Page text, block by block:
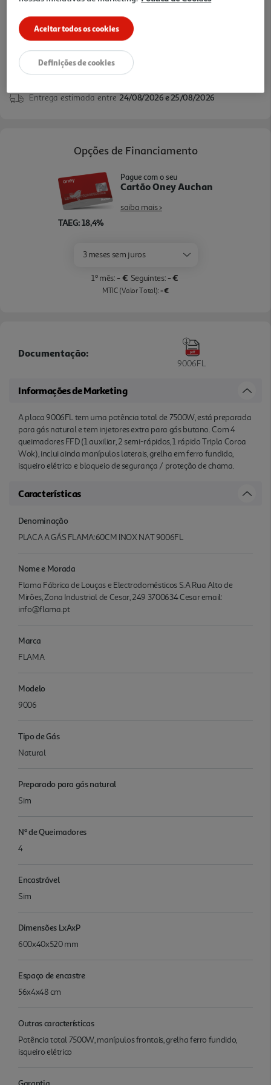
Entrega estimada entre 24/08/2026 e 25/08/2026
Opções de Financiamento
TAEG: 18,4%
Pague com o seu
Cartão Oney Auchan
saiba mais >
3 meses sem juros
1º mês:- € Seguintes:- €
MTIC (Valor Total):- €
Documentação:
9006FL
Informações de Marketing
A placa 9006FL tem uma potência total de 7500W, está preparada
para gás natural e tem injetores extra para gás butano. Com 4
queimadores FFD (1 auxiliar, 2 semi-rápidos, 1 rápido Tripla Coroa
Wok), inclui ainda manípulos laterais, grelha em ferro fundido,
isqueiro elétrico e bloqueio de segurança / proteção de chama.
Características
Denominação
PLACA A GÁS FLAMA:60CM INOX NAT 9006FL
Nome e Morada
Flama Fábrica de Louças e Electrodomésticos S.A Rua Alto de
Mirões, Zona Industrial de Cesar, 249 3700634 Cesar email:
info@flama.pt
Marca
FLAMA
Modelo
9006
Tipo de Gás
Natural
Preparado para gás natural
Sim
Nº de Queimadores
4
Encastrável
Sim
Dimensões LxAxP
600x40x520 mm
Espaço de encastre
56x4x48 cm
Outras características
Potência total 7500W, manípulos frontais, grelha ferro fundido,
isqueiro elétrico
Garantia
Aceitar todos os cookies
Definições de cookies